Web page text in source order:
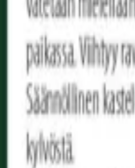
Reconnect to nature
JälleenmyyjilleTietoa Nelson Gardenista